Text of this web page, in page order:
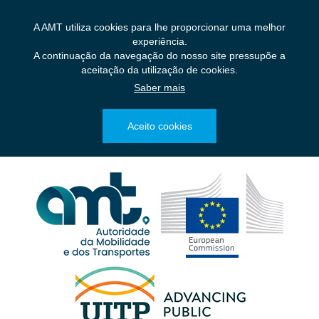
A AMT utiliza cookies para lhe proporcionar uma melhor
experiência.
A continuação da navegação do nosso site pressupõe a
aceitação da utilização de cookies.
Saber mais
Aceito cookies